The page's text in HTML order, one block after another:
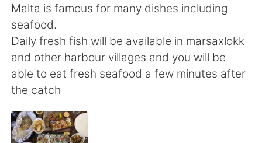
العربية
Deutsch 日本語
한국어
Indonesia
Malta is famous for many dishes including
seafood.
Daily fresh fish will be available in marsaxlokk
and other harbour villages and you will be
able to eat fresh seafood a few minutes after
the catch